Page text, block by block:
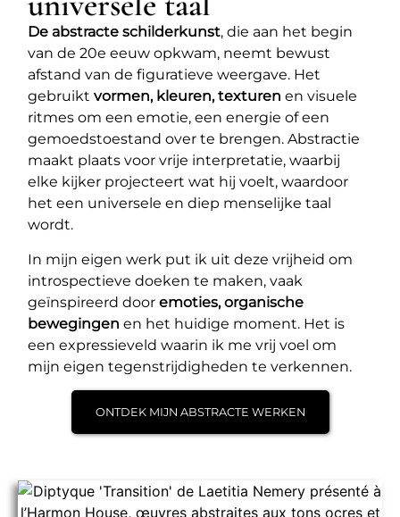
De abstracte schilderkunst, die aan het begin
van de 20e eeuw opkwam, neemt bewust
afstand van de figuratieve weergave. Het
gebruiktvormen, kleuren, texturen en visuele
ritmes om een emotie, een energie of een
gemoedstoestand over te brengen. Abstractie
maakt plaats voor vrije interpretatie, waarbij
elke kijker projecteert wat hij voelt, waardoor
het een universele en diep menselijke taal
wordt.
In mijn eigen werk put ik uit deze vrijheid om
introspectieve doeken te maken, vaak
geïnspireerd dooremoties, organische
bewegingen en het huidige moment. Het is
een expressieveld waarin ik me vrij voel om
mijn eigen tegenstrijdigheden te verkennen.
ONTDEK MIJN ABSTRACTE WERKEN